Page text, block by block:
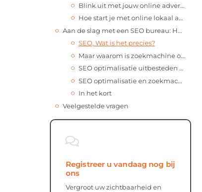
Blink uit met jouw online advertentie
Hoe start je met online lokaal adverteren?
Aan de slag met een SEO bureau: Het belang van zoekmachine optimalisatie voor jouw bedrijf
SEO, Wat is het precies?
Maar waarom is zoekmachine optimalisatie zo belangrijk voor jouw bedrijf?
SEO optimalisatie uitbesteden aan online marketing bureau
SEO optimalisatie en zoekmachine marketing in Dronten uitbesteden
In het kort
Veelgestelde vragen
Registreer u vandaag nog bij
ons
Vergroot uw zichtbaarheid en